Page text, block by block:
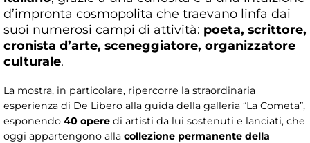
d’impronta cosmopolita che traevano linfa dai
suoi numerosi campi di attività: poeta, scrittore,
cronista d’arte, sceneggiatore, organizzatore
culturale.
La mostra, in particolare, ripercorre la straordinaria
esperienza di De Libero alla guida della galleria “La Cometa”,
esponendo 40 opere di artisti da lui sostenuti e lanciati, che
oggi appartengono alla collezione permanente della